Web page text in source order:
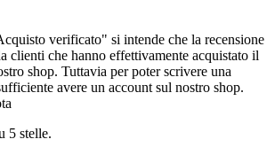
verificato" si intende che la recensione
clienti che hanno effettivamente acquistato il
shop. Tuttavia per poter scrivere una
avere un account sul nostro shop.
5 stelle.